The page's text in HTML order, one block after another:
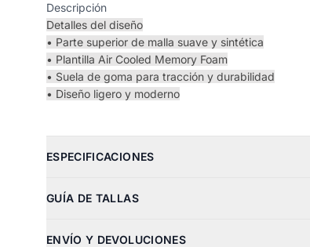
Descripción
Detalles del diseño
• Parte superior de malla suave y sintética
• Plantilla Air Cooled Memory Foam
• Suela de goma para tracción y durabilidad
• Diseño ligero y moderno
ESPECIFICACIONES
GUÍA DE TALLAS
ENVÍO Y DEVOLUCIONES